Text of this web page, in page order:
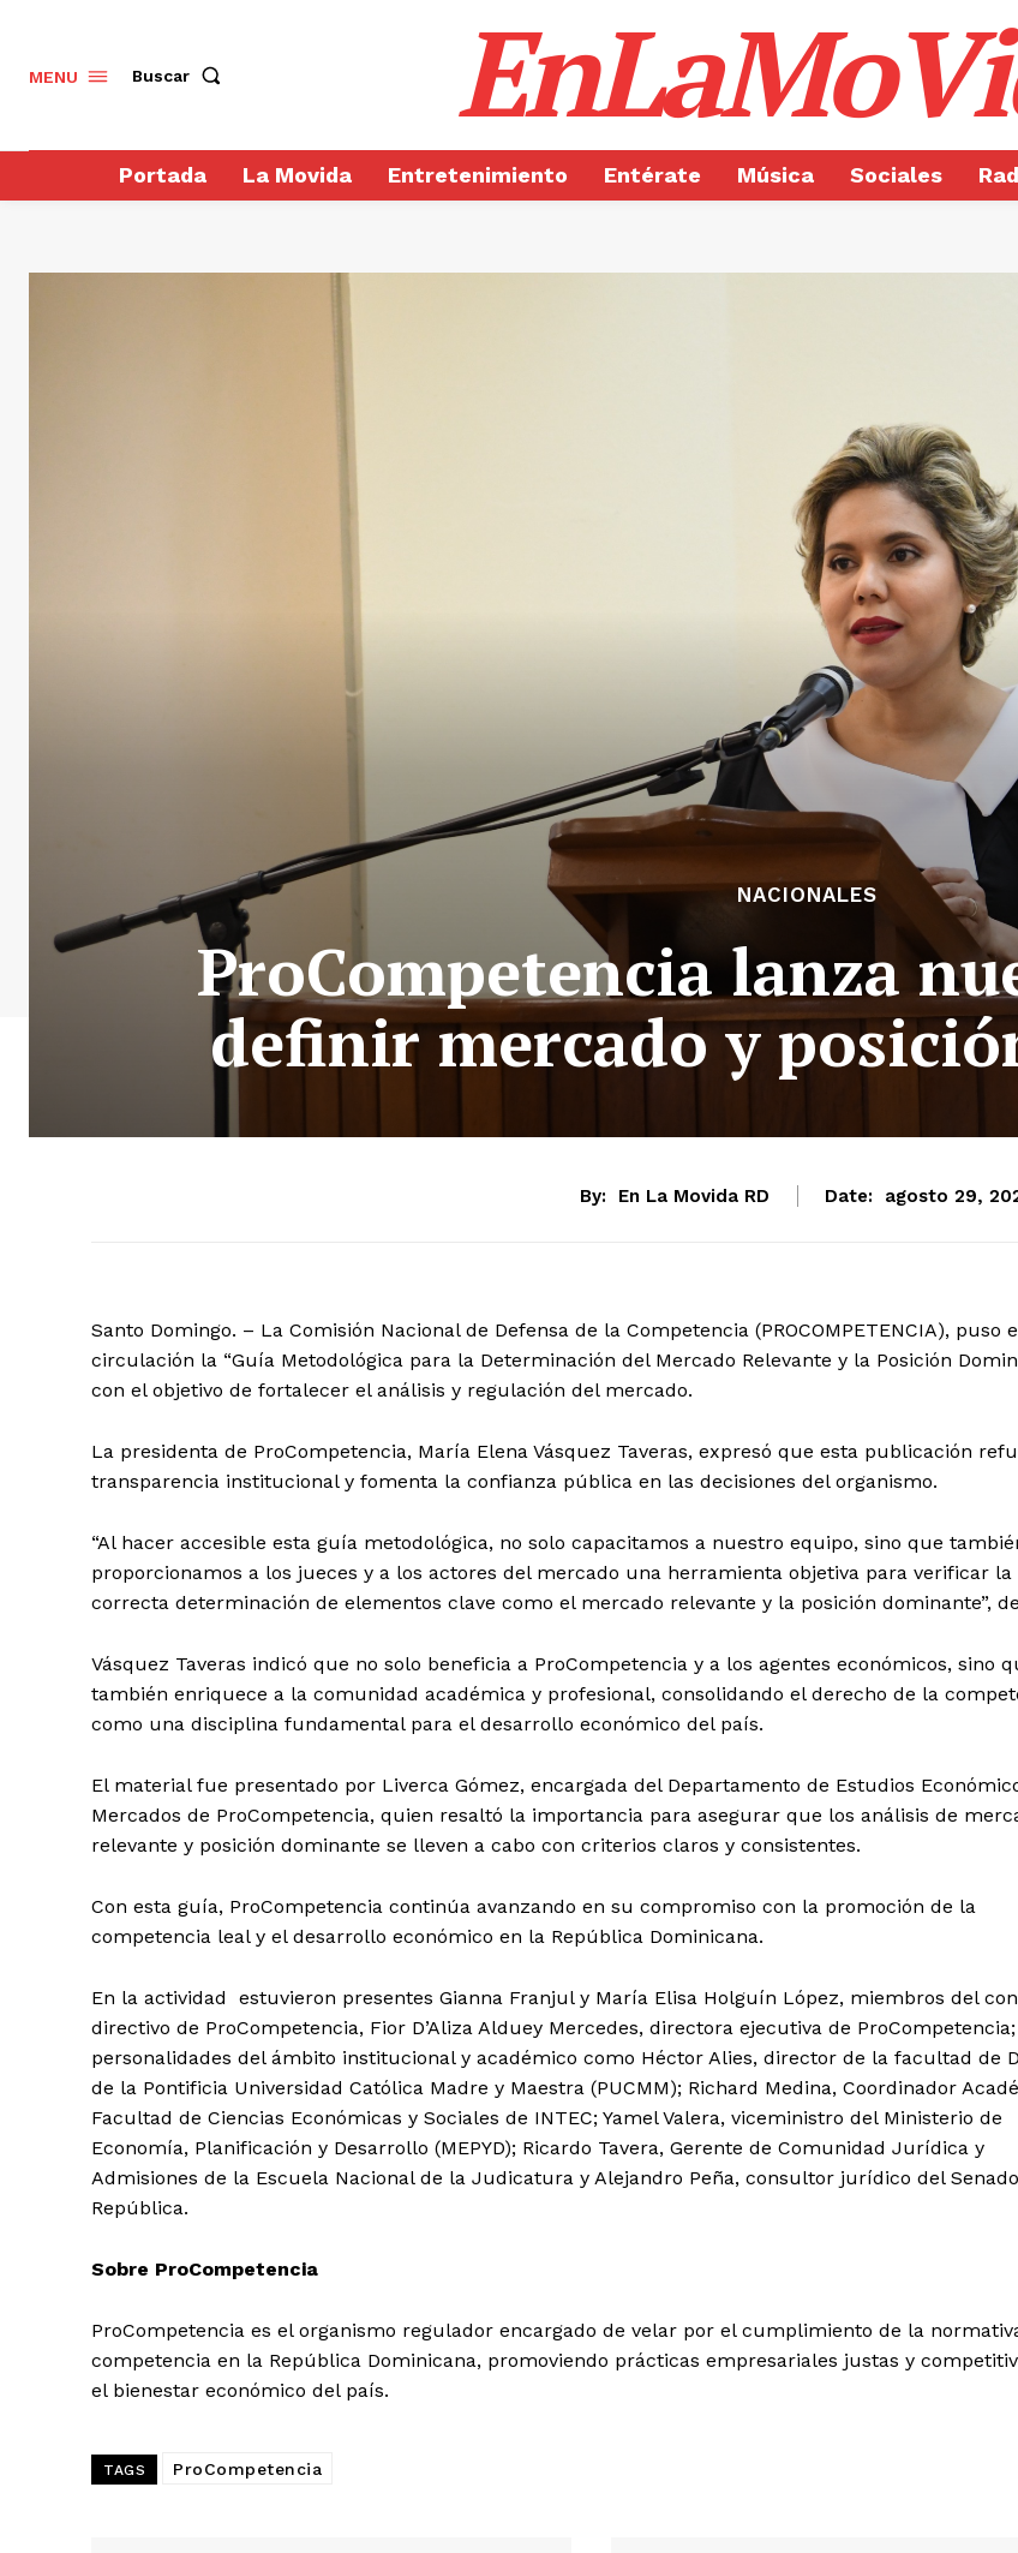
Albert Pujols
MENU Buscar
Portada La Movida Entretenimiento Entérate Música Sociales
NACIONALES
ProCompetencia lanza
definir mercado y
By: En La Movida RD Date: agosto 29,
Santo Domingo. – La Comisión Nacional de Defensa de la Competencia (PROCOMPETENCIA), puso
circulación la “Guía Metodológica para la Determinación del Mercado Relevante y la Posición
con el objetivo de fortalecer el análisis y regulación del mercado.
La presidenta de ProCompetencia, María Elena Vásquez Taveras, expresó que esta publicación
transparencia institucional y fomenta la confianza pública en las decisiones del organismo.
“Al hacer accesible esta guía metodológica, no solo capacitamos a nuestro equipo, sino que
proporcionamos a los jueces y a los actores del mercado una herramienta objetiva para verificar la
correcta determinación de elementos clave como el mercado relevante y la posición dominante”,
Vásquez Taveras indicó que no solo beneficia a ProCompetencia y a los agentes económicos, sino
también enriquece a la comunidad académica y profesional, consolidando el derecho de la
como una disciplina fundamental para el desarrollo económico del país.
El material fue presentado por Liverca Gómez, encargada del Departamento de Estudios
Mercados de ProCompetencia, quien resaltó la importancia para asegurar que los análisis de
relevante y posición dominante se lleven a cabo con criterios claros y consistentes.
Con esta guía, ProCompetencia continúa avanzando en su compromiso con la promoción de la
competencia leal y el desarrollo económico en la República Dominicana.
En la actividad estuvieron presentes Gianna Franjul y María Elisa Holguín López, miembros del
directivo de ProCompetencia, Fior D’Aliza Alduey Mercedes, directora ejecutiva de
personalidades del ámbito institucional y académico como Héctor Alies, director de la facultad de
de la Pontificia Universidad Católica Madre y Maestra (PUCMM); Richard Medina, Coordinador
Facultad de Ciencias Económicas y Sociales de INTEC; Yamel Valera, viceministro del Ministerio de
Economía, Planificación y Desarrollo (MEPYD); Ricardo Tavera, Gerente de Comunidad Jurídica y
Admisiones de la Escuela Nacional de la Judicatura y Alejandro Peña, consultor jurídico del
República.
Sobre ProCompetencia
ProCompetencia es el organismo regulador encargado de velar por el cumplimiento de la
competencia en la República Dominicana, promoviendo prácticas empresariales justas y
el bienestar económico del país.
TAGS ProCompetencia